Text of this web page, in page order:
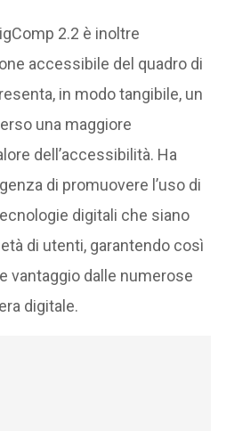
2.2 è inoltre
accessibile del quadro di
in modo tangibile, un
una maggiore
dell’accessibilità. Ha
di promuovere l’uso di
digitali che siano
di utenti, garantendo così
vantaggio dalle numerose
digitale.